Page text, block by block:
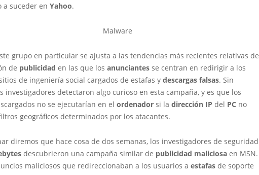
a suceder en Yahoo.
grupo en particular se ajusta a las tendencias más recientes relativas de
de publicidad en las que los anunciantes se centran en redirigir a los
de ingeniería social cargados de estafas y descargas falsas. Sin
investigadores detectaron algo curioso en esta campaña, y es que los
no se ejecutarían en el ordenador si la dirección IP del PC no
geográficos determinados por los atacantes.
diremos que hace cosa de dos semanas, los investigadores de seguridad
descubrieron una campaña similar de publicidad maliciosa en MSN.
maliciosos que redireccionaban a los usuarios a estafas de soporte